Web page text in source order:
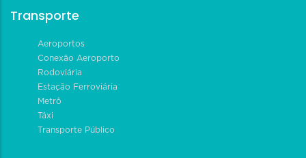
Transporte
Aeroportos
Conexão Aeroporto
Rodoviária
Estação Ferroviária
Metrô
Táxi
Transporte Público